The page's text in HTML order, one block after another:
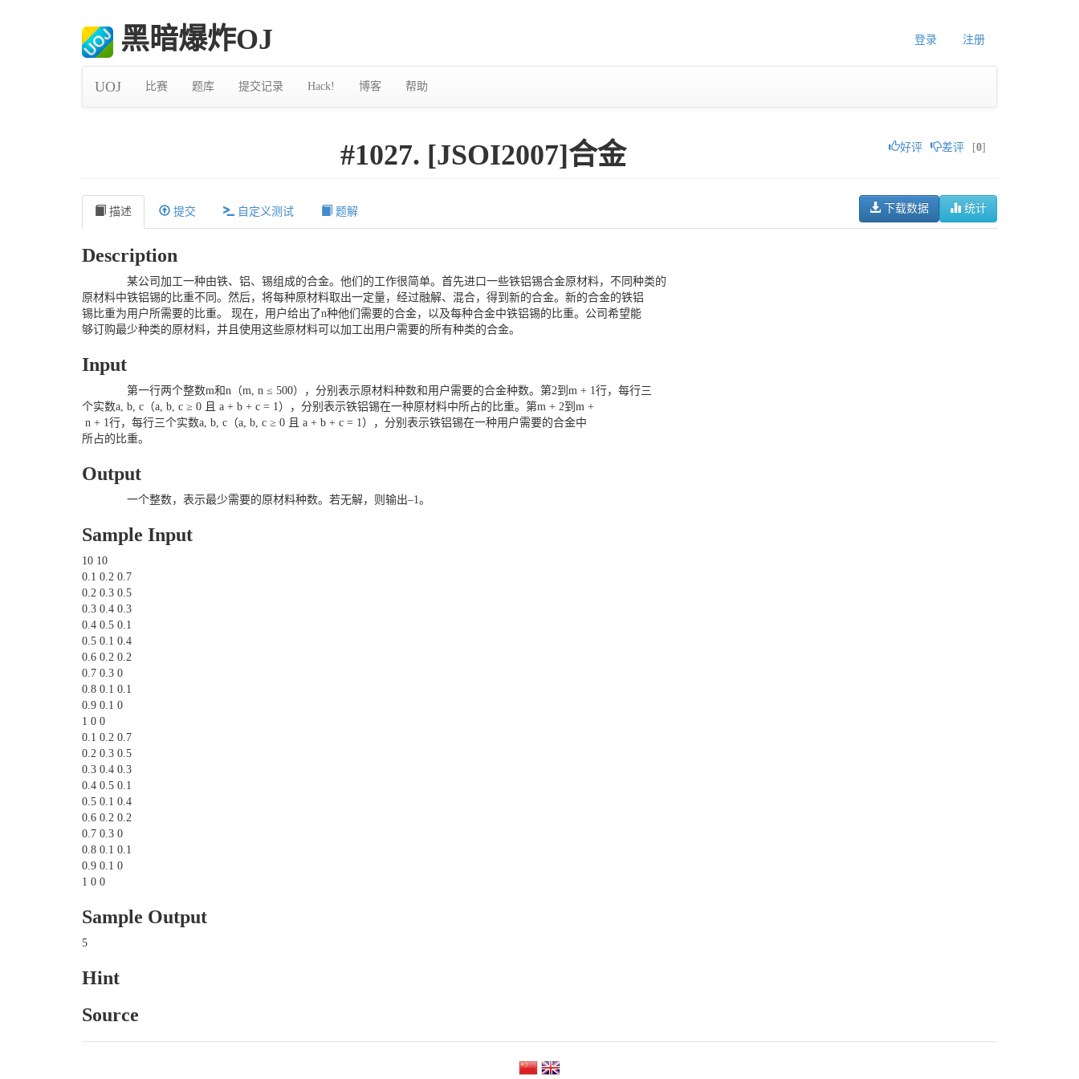
登录 注册
黑暗爆炸OJ
UOJ 比赛 题库 提交记录 Hack! 博客 帮助
好评 差评 [0]
#1027. [JSOI2007]合金
统计
下载数据
描述 提交 自定义测试 题解
Description
某公司加工一种由铁、铝、锡组成的合金。他们的工作很简单。首先进口一些铁铝锡合金原材料，不同种类的
原材料中铁铝锡的比重不同。然后，将每种原材料取出一定量，经过融解、混合，得到新的合金。新的合金的铁铝
锡比重为用户所需要的比重。 现在，用户给出了n种他们需要的合金，以及每种合金中铁铝锡的比重。公司希望能
够订购最少种类的原材料，并且使用这些原材料可以加工出用户需要的所有种类的合金。
Input
第一行两个整数m和n（m, n ≤ 500），分别表示原材料种数和用户需要的合金种数。第2到m + 1行，每行三
个实数a, b, c（a, b, c ≥ 0 且 a + b + c = 1），分别表示铁铝锡在一种原材料中所占的比重。第m + 2到m +
n + 1行，每行三个实数a, b, c（a, b, c ≥ 0 且 a + b + c = 1），分别表示铁铝锡在一种用户需要的合金中
所占的比重。
Output
一个整数，表示最少需要的原材料种数。若无解，则输出–1。
Sample Input
10 10
0.1 0.2 0.7
0.2 0.3 0.5
0.3 0.4 0.3
0.4 0.5 0.1
0.5 0.1 0.4
0.6 0.2 0.2
0.7 0.3 0
0.8 0.1 0.1
0.9 0.1 0
1 0 0
0.1 0.2 0.7
0.2 0.3 0.5
0.3 0.4 0.3
0.4 0.5 0.1
0.5 0.1 0.4
0.6 0.2 0.2
0.7 0.3 0
0.8 0.1 0.1
0.9 0.1 0
1 0 0
Sample Output
5
Hint
Source